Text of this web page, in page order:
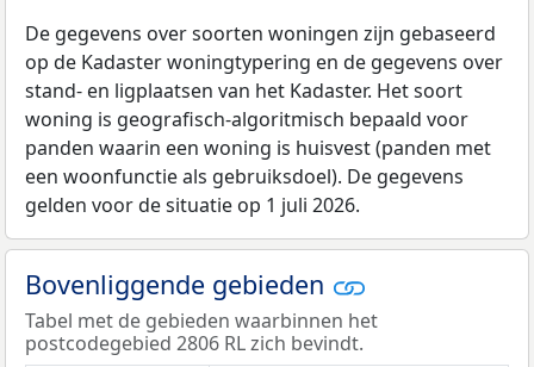
De gegevens over soorten woningen zijn gebaseerd
op de Kadaster woningtypering en de gegevens over
stand- en ligplaatsen van het Kadaster. Het soort
woning is geografisch-algoritmisch bepaald voor
panden waarin een woning is huisvest (panden met
een woonfunctie als gebruiksdoel). De gegevens
gelden voor de situatie op 1 juli 2026.
Bovenliggende gebieden
Tabel met de gebieden waarbinnen het
postcodegebied 2806 RL zich bevindt.